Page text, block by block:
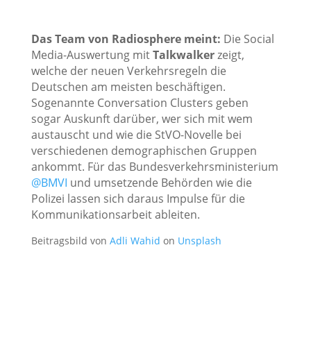
Das Team von Radiosphere meint: Die Social
Media-Auswertung mitTalkwalkerzeigt,
welche der neuen Verkehrsregeln die
Deutschen am meisten beschäftigen.
Sogenannte Conversation Clusters geben
sogar Auskunft darüber, wer sich mit wem
austauscht und wie die StVO-Novelle bei
verschiedenen demographischen Gruppen
ankommt. Für das Bundesverkehrsministerium
@BMVI und umsetzende Behörden wie die
Polizei lassen sich daraus Impulse für die
Kommunikationsarbeit ableiten.
Beitragsbild von Adli Wahid on Unsplash